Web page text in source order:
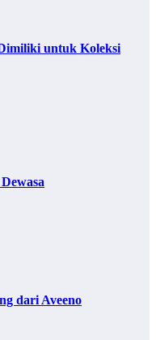
untuk Koleksi
dari Aveeno